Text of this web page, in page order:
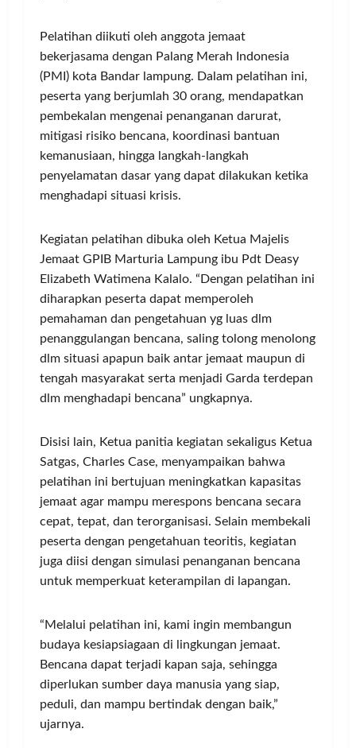
Pelatihan diikuti oleh anggota jemaat
bekerjasama dengan Palang Merah Indonesia
(PMI) kota Bandar lampung. Dalam pelatihan ini,
peserta yang berjumlah 30 orang, mendapatkan
pembekalan mengenai penanganan darurat,
mitigasi risiko bencana, koordinasi bantuan
kemanusiaan, hingga langkah-langkah
penyelamatan dasar yang dapat dilakukan ketika
menghadapi situasi krisis.
Kegiatan pelatihan dibuka oleh Ketua Majelis
Jemaat GPIB Marturia Lampung ibu Pdt Deasy
Elizabeth Watimena Kalalo. “Dengan pelatihan ini
diharapkan peserta dapat memperoleh
pemahaman dan pengetahuan yg luas dlm
penanggulangan bencana, saling tolong menolong
dlm situasi apapun baik antar jemaat maupun di
tengah masyarakat serta menjadi Garda terdepan
dlm menghadapi bencana” ungkapnya.
Disisi lain, Ketua panitia kegiatan sekaligus Ketua
Satgas, Charles Case, menyampaikan bahwa
pelatihan ini bertujuan meningkatkan kapasitas
jemaat agar mampu merespons bencana secara
cepat, tepat, dan terorganisasi. Selain membekali
peserta dengan pengetahuan teoritis, kegiatan
juga diisi dengan simulasi penanganan bencana
untuk memperkuat keterampilan di lapangan.
“Melalui pelatihan ini, kami ingin membangun
budaya kesiapsiagaan di lingkungan jemaat.
Bencana dapat terjadi kapan saja, sehingga
diperlukan sumber daya manusia yang siap,
peduli, dan mampu bertindak dengan baik,”
ujarnya.